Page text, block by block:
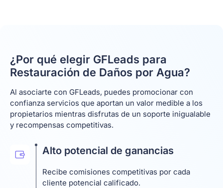
¿Por qué elegir GFLeads para
Restauración de Daños por Agua?
Al asociarte con GFLeads, puedes promocionar con
confianza servicios que aportan un valor medible a los
propietarios mientras disfrutas de un soporte inigualable
y recompensas competitivas.
Alto potencial de ganancias
Recibe comisiones competitivas por cada
cliente potencial calificado.